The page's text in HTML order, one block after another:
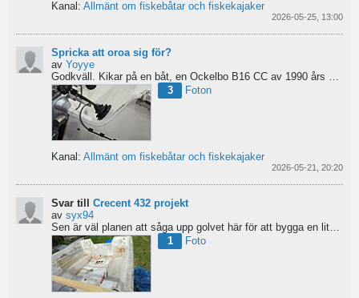
Kanal: Allmänt om fiskebåtar och fiskekajaker
2026-05-25, 13:00
Spricka att oroa sig för?
av Yoyye
Godkväll. Kikar på en båt, en Ockelbo B16 CC av 1990 års modell, men skulle behöva lite...
3
Foton
Kanal: Allmänt om fiskebåtar och fiskekajaker
2026-05-21, 20:20
Svar till Crecent 432 projekt
av syx94
Sen är väl planen att såga upp golvet här för att bygga en liten brun för pump och täta resterande del...
1
Foto